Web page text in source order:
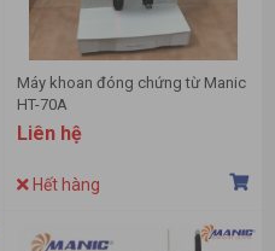
Máy khoan đóng chứng từ Manic
HT-70A
Liên hệ
Hết hàng